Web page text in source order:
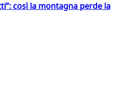
così la montagna perde la